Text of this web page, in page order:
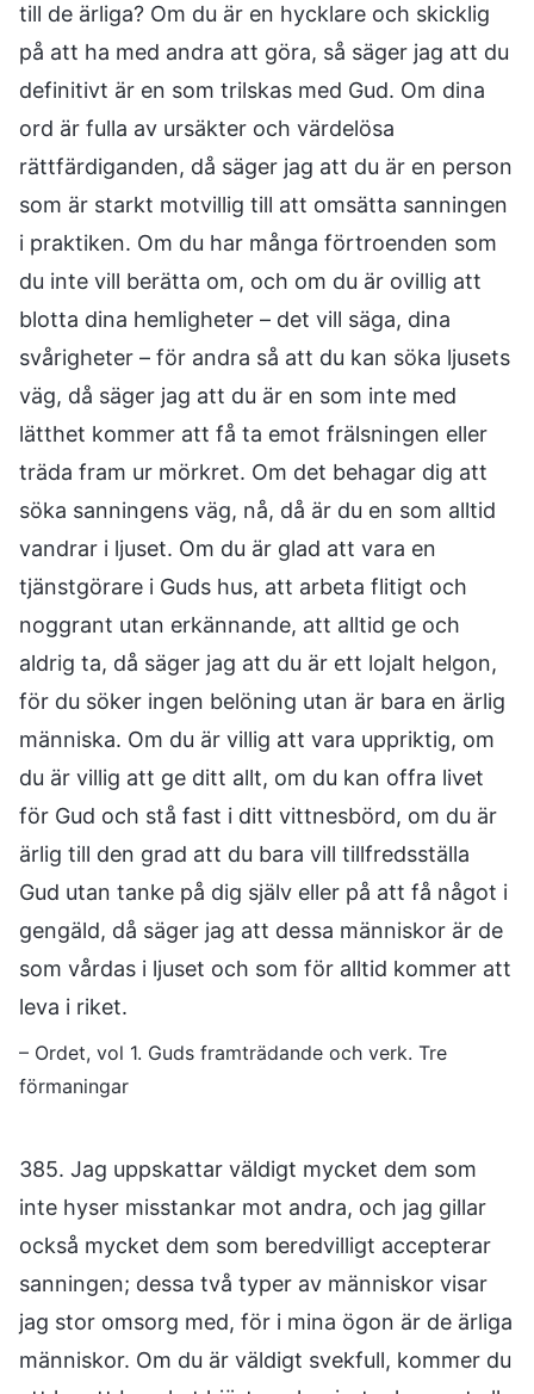
till de ärliga? Om du är en hycklare och skicklig
på att ha med andra att göra, så säger jag att du
definitivt är en som trilskas med Gud. Om dina
ord är fulla av ursäkter och värdelösa
rättfärdiganden, då säger jag att du är en person
som är starkt motvillig till att omsätta sanningen
i praktiken. Om du har många förtroenden som
du inte vill berätta om, och om du är ovillig att
blotta dina hemligheter – det vill säga, dina
svårigheter – för andra så att du kan söka ljusets
väg, då säger jag att du är en som inte med
lätthet kommer att få ta emot frälsningen eller
träda fram ur mörkret. Om det behagar dig att
söka sanningens väg, nå, då är du en som alltid
vandrar i ljuset. Om du är glad att vara en
tjänstgörare i Guds hus, att arbeta flitigt och
noggrant utan erkännande, att alltid ge och
aldrig ta, då säger jag att du är ett lojalt helgon,
för du söker ingen belöning utan är bara en ärlig
människa. Om du är villig att vara uppriktig, om
du är villig att ge ditt allt, om du kan offra livet
för Gud och stå fast i ditt vittnesbörd, om du är
ärlig till den grad att du bara vill tillfredsställa
Gud utan tanke på dig själv eller på att få något i
gengäld, då säger jag att dessa människor är de
som vårdas i ljuset och som för alltid kommer att
leva i riket.
– Ordet, vol 1. Guds framträdande och verk. Tre
förmaningar
385. Jag uppskattar väldigt mycket dem som
inte hyser misstankar mot andra, och jag gillar
också mycket dem som beredvilligt accepterar
sanningen; dessa två typer av människor visar
jag stor omsorg med, för i mina ögon är de ärliga
människor. Om du är väldigt svekfull, kommer du